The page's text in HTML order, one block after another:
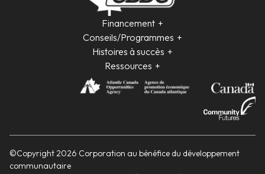
Financement
Conseils/Programmes
Histoires à succès
Ressources
©Copyright 2026 Corporation au bénéfice du développement
communautaire